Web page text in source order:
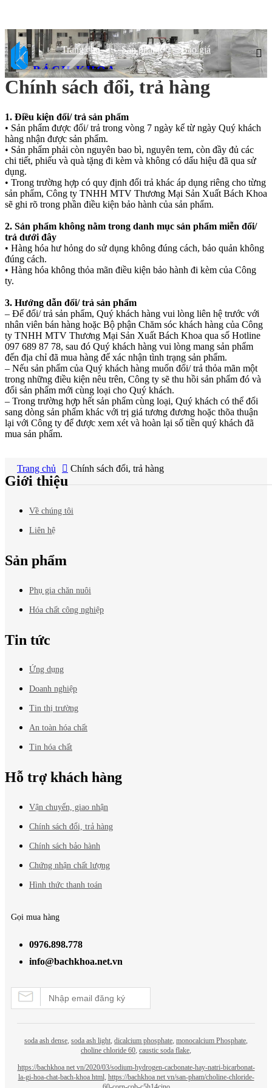
BÁCH KHOA
CHẤT LƯỢNG HÀNG ĐẦU, ĐỐI TÁC TIN CẬY
Trang chủ Sản phẩm Báo giá
Chính sách đổi, trả hàng
1. Điều kiện đổi/ trả sản phẩm
• Sản phẩm được đổi/ trả trong vòng 7 ngày kể từ ngày Quý khách
hàng nhận được sản phẩm.
• Sản phẩm phải còn nguyên bao bì, nguyên tem, còn đầy đủ các
chi tiết, phiếu và quà tặng đi kèm và không có dấu hiệu đã qua sử
dụng.
• Trong trường hợp có quy định đổi trả khác áp dụng riêng cho từng
sản phẩm, Công ty TNHH MTV Thương Mại Sản Xuất Bách Khoa
sẽ ghi rõ trong phần điều kiện bảo hành của sản phẩm.
2. Sản phẩm không nằm trong danh mục sản phẩm miễn đổi/
trả dưới đây
• Hàng hóa hư hỏng do sử dụng không đúng cách, bảo quản không
đúng cách.
• Hàng hóa không thỏa mãn điều kiện bảo hành đi kèm của Công
ty.
3. Hướng dẫn đổi/ trả sản phẩm
– Để đổi/ trả sản phẩm, Quý khách hàng vui lòng liên hệ trước với
nhân viên bán hàng hoặc Bộ phận Chăm sóc khách hàng của Công
ty TNHH MTV Thương Mại Sản Xuất Bách Khoa qua số Hotline
097 689 87 78, sau đó Quý khách hàng vui lòng mang sản phẩm
đến địa chỉ đã mua hàng để xác nhận tình trạng sản phẩm.
– Nếu sản phẩm của Quý khách hàng muốn đổi/ trả thỏa mãn một
trong những điều kiện nêu trên, Công ty sẽ thu hồi sản phẩm đó và
đổi sản phẩm mới cùng loại cho Quý khách.
– Trong trường hợp hết sản phẩm cùng loại, Quý khách có thể đổi
sang dòng sản phẩm khác với trị giá tương đương hoặc thõa thuận
lại với Công ty để được xem xét và hoàn lại số tiền quý khách đã
mua sản phẩm.
Trang chủ Chính sách đổi, trả hàng
Giới thiệu
Về chúng tôi
Liên hệ
Sản phẩm
Phụ gia chăn nuôi
Hóa chất công nghiệp
Tin tức
Ứng dụng
Doanh nghiệp
Tin thị trường
An toàn hóa chất
Tin hóa chất
Hỗ trợ khách hàng
Vận chuyển, giao nhận
Chính sách đổi, trả hàng
Chính sách bảo hành
Chứng nhận chất lượng
Hình thức thanh toán
Gọi mua hàng
0976.898.778
info@bachkhoa.net.vn
soda ash dense, soda ash light, dicalcium phosphate, monocalcium Phosphate,
choline chloride 60, caustic soda flake,
https://bachkhoa net vn/2020/03/sodium-hydrogen-cacbonate-hay-natri-bicarbonat-
la-gi-hoa-chat-bach-khoa html, https://bachkhoa net vn/san-pham/choline-chloride-